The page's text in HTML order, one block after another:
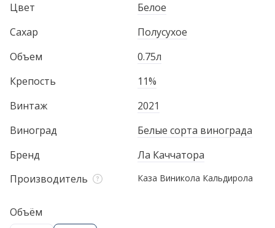
Цвет
Белое
Сахар
Полусухое
Объем
0.75л
Крепость
11%
Винтаж
2021
Виноград
Белые сорта винограда
Бренд
Ла Каччатора
Производитель
Каза Виникола Кальдирола
Объём